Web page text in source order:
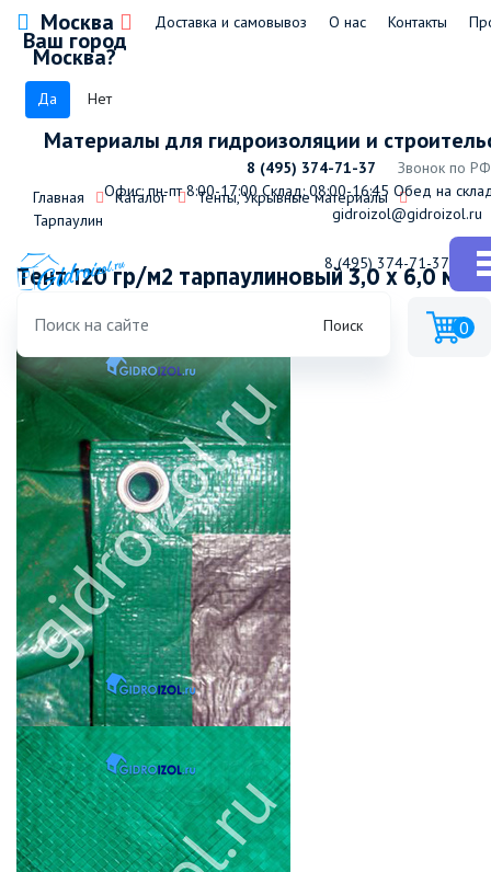
Москва
Ваш город
Москва?
Да Нет
Доставка и самовывоз О нас Контакты
Материалы для гидроизоляции и
8 (495) 374-71-37
Звонок по
Офис: пн-пт 8:00-17:00 Склад: 08:00-16:45 Обед на
gidroizol@gidroizol.ru
8 (495) 374-71-37
Поиск 0
Главная Каталог
Тенты, Укрывные материалы
Тарпаулин
Тент 120 гр/м2 тарпаулиновый 3,0 х 6,0 м,